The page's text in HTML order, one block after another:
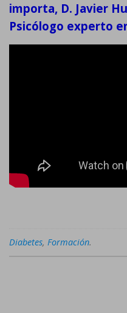
importa, D. Javier
Psicólogo experto
Diabetes, Formación.